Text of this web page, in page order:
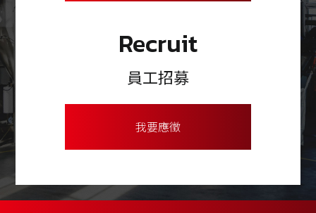
Recruit
員工招募
我要應徵